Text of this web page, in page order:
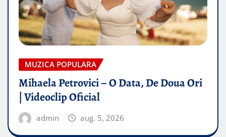
MUZICA POPULARA
Mihaela Petrovici – O Data, De Doua Ori
| Videoclip Oficial
admin aug. 5, 2026